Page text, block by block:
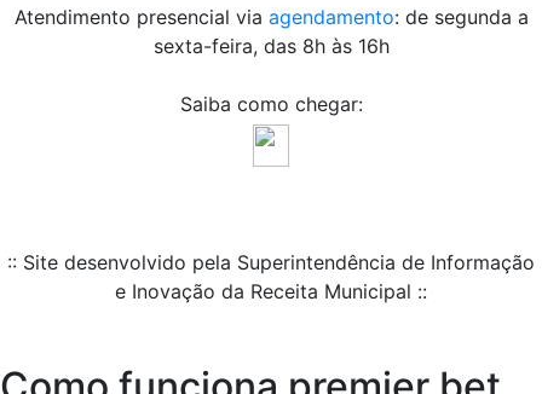
Atendimento presencial via agendamento: de segunda a
sexta-feira, das 8h às 16h
Saiba como chegar:
:: Site desenvolvido pela Superintendência de Informação
e Inovação da Receita Municipal ::